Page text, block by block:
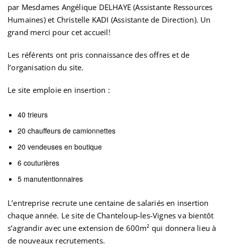
par Mesdames Angélique DELHAYE (Assistante Ressources
Humaines) et Christelle KADI (Assistante de Direction). Un
grand merci pour cet accueil!
Les référents ont pris connaissance des offres et de
l’organisation du site.
Le site emploie en insertion :
40 trieurs
20 chauffeurs de camionnettes
20 vendeuses en boutique
6 couturières
5 manutentionnaires
L’entreprise recrute une centaine de salariés en insertion
chaque année. Le site de Chanteloup-les-Vignes va bientôt
s’agrandir avec une extension de 600m² qui donnera lieu à
de nouveaux recrutements.